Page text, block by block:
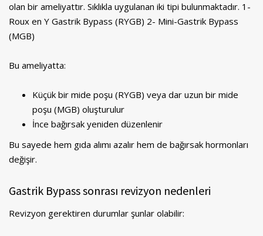
olan bir ameliyattır. Sıklıkla uygulanan iki tipi bulunmaktadır. 1-
Roux en Y Gastrik Bypass (RYGB) 2- Mini-Gastrik Bypass
(MGB)
Bu ameliyatta:
Küçük bir mide poşu (RYGB) veya dar uzun bir mide
poşu (MGB) oluşturulur
İnce bağırsak yeniden düzenlenir
Bu sayede hem gıda alımı azalır hem de bağırsak hormonları
değişir.
Gastrik Bypass sonrası revizyon nedenleri
Revizyon gerektiren durumlar şunlar olabilir: